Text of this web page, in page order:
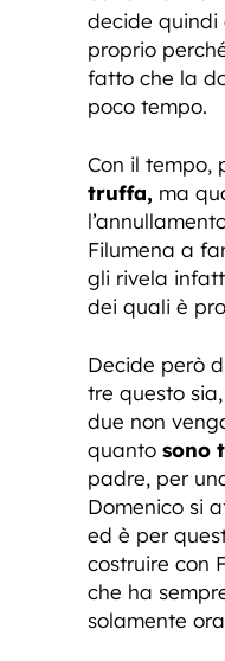
decide quindi
proprio
fatto che la
poco tempo.
Con il tempo,
truffa, ma
Filumena a
gli rivela
dei quali è
Decide però
tre questo
due non
quanto sono
padre, per
Domenico si
ed è per
costruire con
che ha
solamente